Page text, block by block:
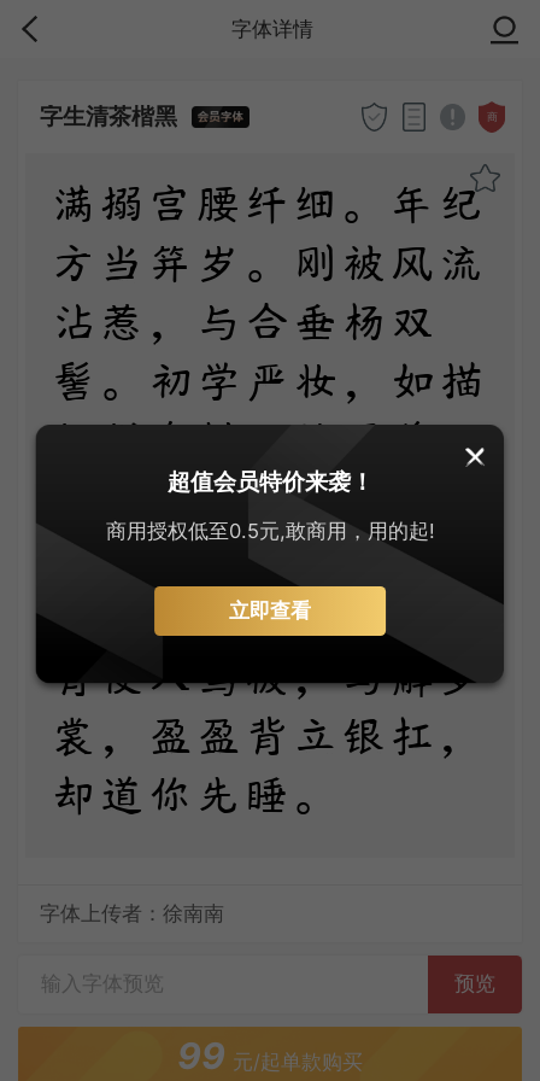
字体详情
字生清茶楷黑 商
满搦宫腰纤细。年纪
方当笄岁。刚被风流
沾惹，与合垂杨双
髻。初学严妆，如描
似削身材，怯雨羞云
情意。举措多娇媚。
争奈心性，未会先怜
佳婿。长是夜深，不
肯便入鸳被，与解罗
裳，盈盈背立银扛，
却道你先睡。
字体上传者：徐南南
预览
99 元/起单款购买
超值会员特价来袭！
商用授权低至0.5元,敢商用，用的起!
立即查看